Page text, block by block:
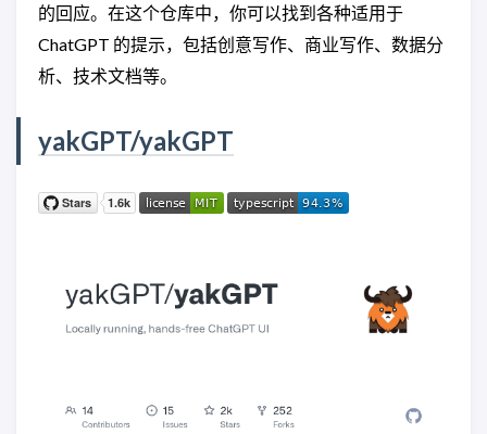
的回应。在这个仓库中，你可以找到各种适用于
ChatGPT 的提示，包括创意写作、商业写作、数据分
析、技术文档等。
yakGPT/yakGPT